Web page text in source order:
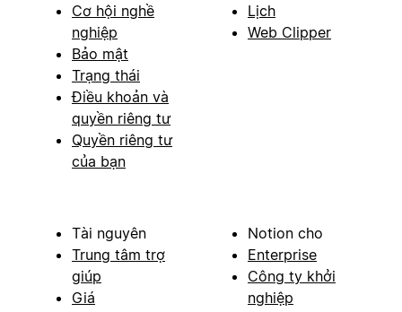
Cơ hội nghề
nghiệp
Bảo mật
Trạng thái
Điều khoản và
quyền riêng tư
Quyền riêng tư
của bạn
Lịch
Web Clipper
Tài nguyên
Trung tâm trợ
giúp
Giá
Notion cho
Enterprise
Công ty khởi
nghiệp